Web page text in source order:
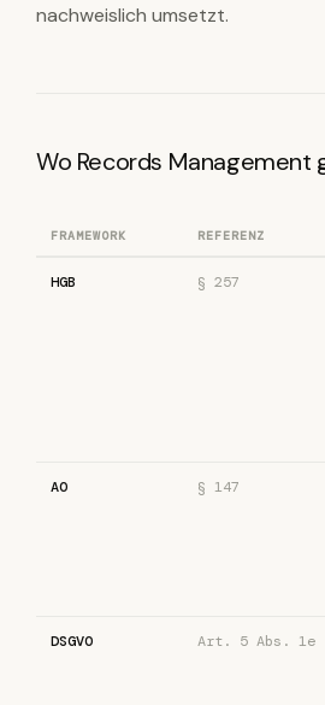
nachweislich umsetzt.
Wo Records Management
FRAMEWORK REFERENZ
HGB § 257
AO § 147
DSGVO Art. 5 Abs. 1e